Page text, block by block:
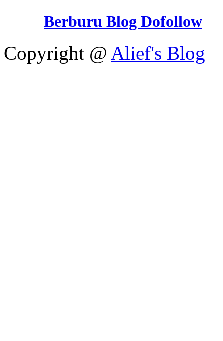
Berburu Blog Dofollow
Copyright @ Alief's Blog